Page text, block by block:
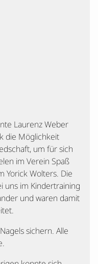
Laurenz Weber
die Möglichkeit
um für sich
im Verein Spaß
Yorick Wolters. Die
uns im Kindertraining
und waren damit
sichern. Alle